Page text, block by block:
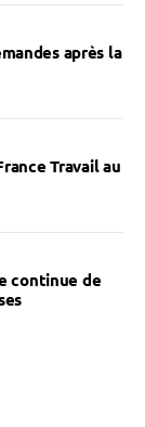
après la
Travail au
continue de